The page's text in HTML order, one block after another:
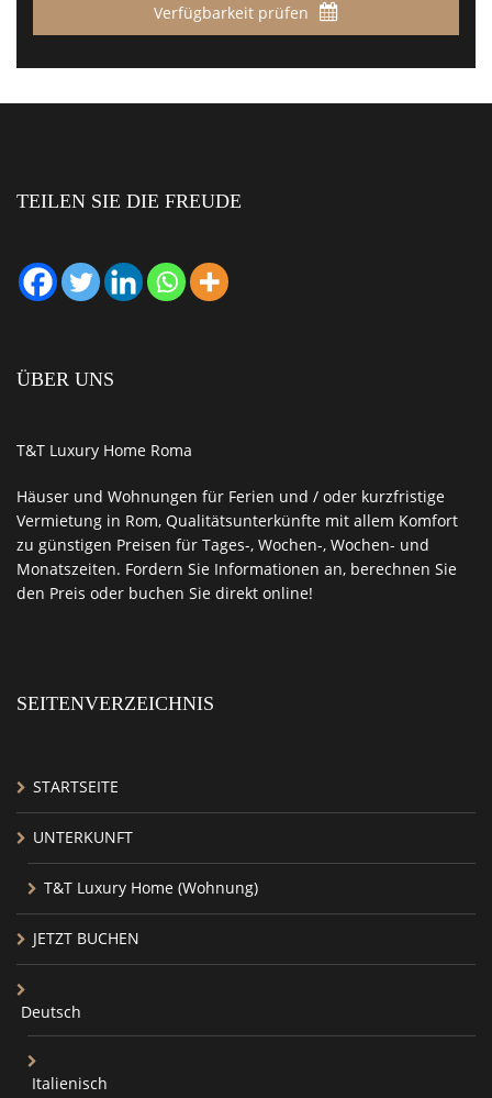
Verfügbarkeit prüfen
TEILEN SIE DIE FREUDE
ÜBER UNS
T&T Luxury Home Roma
Häuser und Wohnungen für Ferien und / oder kurzfristige
Vermietung in Rom, Qualitätsunterkünfte mit allem Komfort
zu günstigen Preisen für Tages-, Wochen-, Wochen- und
Monatszeiten. Fordern Sie Informationen an, berechnen Sie
den Preis oder buchen Sie direkt online!
SEITENVERZEICHNIS
STARTSEITE
UNTERKUNFT
T&T Luxury Home (Wohnung)
JETZT BUCHEN
Deutsch
Italienisch